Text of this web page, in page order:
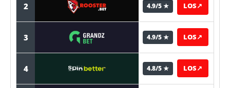
2 4.9/5 ★ LOS↗
3 4.9/5 ★ LOS↗
4 4.8/5 ★ LOS↗